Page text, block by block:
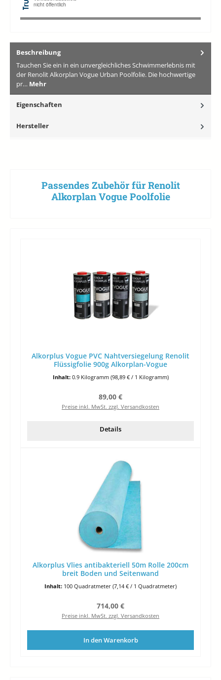
Beschreibung
Tauchen Sie ein in ein unvergleichliches Schwimmerlebnis mit
der Renolit Alkorplan Vogue Urban Poolfolie. Die hochwertige
pr… Mehr
Eigenschaften
Hersteller
Passendes Zubehör für Renolit
Alkorplan Vogue Poolfolie
Alkorplus Vogue PVC Nahtversiegelung Renolit
Flüssigfolie 900g Alkorplan-Vogue
Inhalt: 0.9 Kilogramm (98,89 € / 1 Kilogramm)
Regulärer Preis:
89,00 €
Preise inkl. MwSt. zzgl. Versandkosten
Details
Alkorplus Vlies antibakteriell 50m Rolle 200cm
breit Boden und Seitenwand
Inhalt: 100 Quadratmeter (7,14 € / 1 Quadratmeter)
Regulärer Preis:
714,00 €
Preise inkl. MwSt. zzgl. Versandkosten
In den Warenkorb